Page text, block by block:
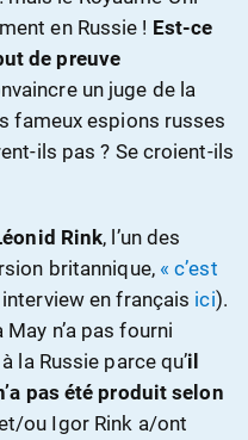
en Russie ! Est-ce
de preuve
un juge de la
fameux espions russes
ils pas ? Se croient-ils
Rink, l’un des
britannique, « c’est
en français ici).
n’a pas fourni
la Russie parce qu’il
pas été produit selon
ou Igor Rink a/ont